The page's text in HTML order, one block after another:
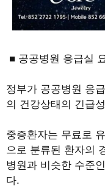
■ 공공병원 응급실
정부가 공공병원 응
의 건강상태의 긴급
중증환자는 무료로
으로 분류된 환자의
병원과 비슷한 수준인
다.